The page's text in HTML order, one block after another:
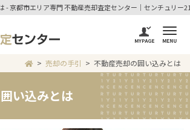
- 京都市エリア専門 不動産売却査定センター｜センチュリー
売却の手引 不動産売却の囲い込みとは
い込みとは